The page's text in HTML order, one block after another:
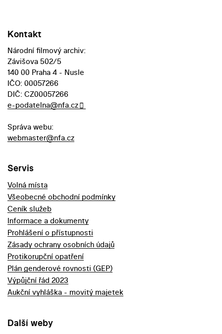
Kontakt
Národní filmový archiv:
Závišova 502/5
140 00 Praha 4 - Nusle
IČO: 00057266
DIČ: CZ00057266
e-podatelna@nfa.cz
Správa webu:
webmaster@nfa.cz
Servis
Volná místa
Všeobecné obchodní podmínky
Ceník služeb
Informace a dokumenty
Prohlášení o přístupnosti
Zásady ochrany osobních údajů
Protikorupční opatření
Plán genderové rovnosti (GEP)
Výpůjční řád 2023
Aukční vyhláška - movitý majetek
Další weby